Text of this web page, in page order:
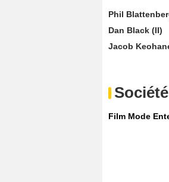
Phil
Dan Black (II)
Jacob
Film Mode